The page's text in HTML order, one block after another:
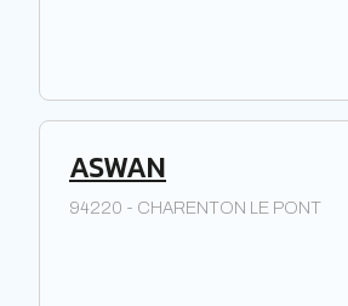
elle offre des prestations de
disposition de ses clients un
ASWAN
94220 - CHARENTON LE PONT